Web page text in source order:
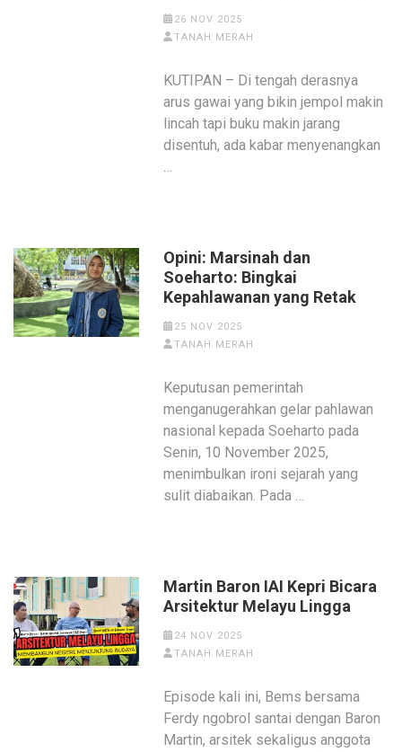
26 NOV 2025
TANAH MERAH
KUTIPAN – Di tengah derasnya
arus gawai yang bikin jempol makin
lincah tapi buku makin jarang
disentuh, ada kabar menyenangkan
…
Opini: Marsinah dan
Soeharto: Bingkai
Kepahlawanan yang Retak
25 NOV 2025
TANAH MERAH
Keputusan pemerintah
menganugerahkan gelar pahlawan
nasional kepada Soeharto pada
Senin, 10 November 2025,
menimbulkan ironi sejarah yang
sulit diabaikan. Pada …
Martin Baron IAI Kepri Bicara
Arsitektur Melayu Lingga
24 NOV 2025
TANAH MERAH
Episode kali ini, Bems bersama
Ferdy ngobrol santai dengan Baron
Martin, arsitek sekaligus anggota